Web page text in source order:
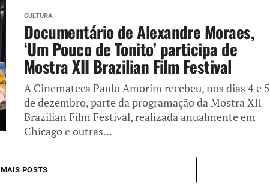
CULTURA
Documentário de Alexandre Moraes,
‘Um Pouco de Tonito’ participa de
Mostra XII Brazilian Film Festival
A Cinemateca Paulo Amorim recebeu, nos dias 4 e 5
de dezembro, parte da programação da Mostra XII
Brazilian Film Festival, realizada anualmente em
Chicago e outras...
MAIS POSTS